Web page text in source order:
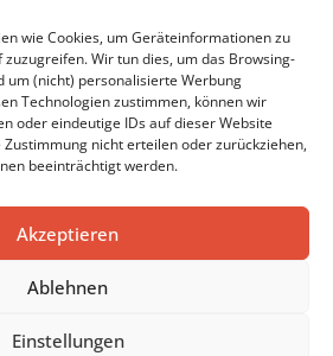
wie Cookies, um Geräteinformationen zu
Wir tun dies, um das Browsing-
um (nicht) personalisierte Werbung
Technologien zustimmen, können wir
oder eindeutige IDs auf dieser Website
nicht erteilen oder zurückziehen,
beeinträchtigt werden.
Akzeptieren
Ablehnen
Einstellungen
HILFT BEI PLANTARFASZIITIS? 7 TIPPS
IN DEUTSCHLAND
IM ALTER: 8 PRAKTISCHE TIPPS
NATÜRLICHEN HEISSEN QUELLEN IN E